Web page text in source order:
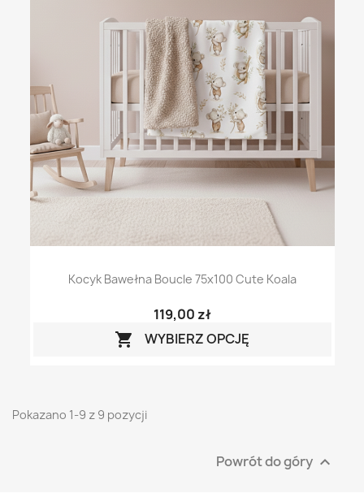
Kocyk Bawełna Boucle 75x100 Cute Koala
119,00 zł
 WYBIERZ OPCJĘ
Pokazano 1-9 z 9 pozycji
Powrót do góry 